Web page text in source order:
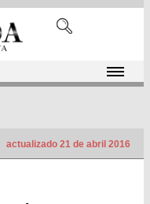
actualizado 21 de abril 2016